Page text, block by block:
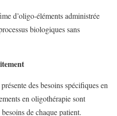
d’oligo-éléments administrée
biologiques sans
des besoins spécifiques en
en oligothérapie sont
de chaque patient.